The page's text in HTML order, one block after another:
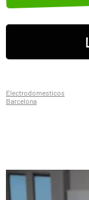
Electrodomesticos
Barcelona